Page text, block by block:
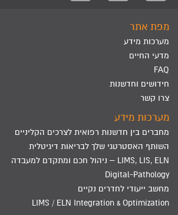
מפת אתר
מערכות מידע
מדעי החיים
FAQ
חידושים וחדשנות
צרו קשר
מערכות מידע
מחברים בין חדשנות רפואית לצרכים הקליניים
השותף האסטרטגי שלך לבריאות דיגיטלית
LIMS, LIS, ELN – ניהול חכם ומתקדם למעבדה
Digital-Pathology
מחשב ייעודי לחדרים נקיים
LIMS / ELN Integration & Optimization